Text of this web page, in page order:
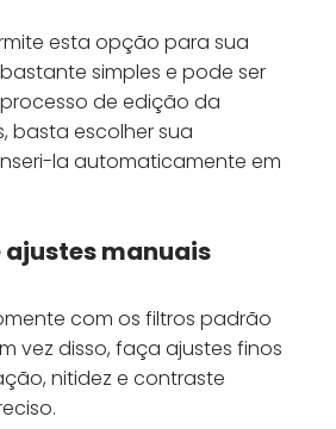
esta opção para sua
simples e pode ser
de edição da
basta escolher sua
la automaticamente em
ajustes manuais
com os filtros padrão
vez disso, faça ajustes finos
nitidez e contraste